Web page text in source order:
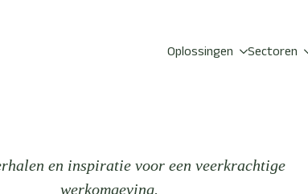
Oplossingen Sectoren
en inspiratie voor een veerkrachtige
werkomgeving.